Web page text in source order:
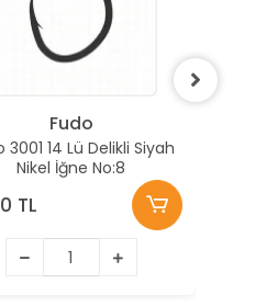
Fudo
3001 14 Lü Delikli Siyah
Nikel İğne No:8
TL